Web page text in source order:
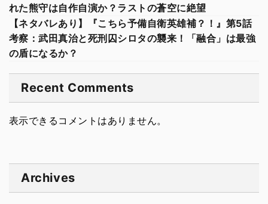
れた熊守は自作自演か？ラストの蒼空に絶望
【ネタバレあり】『こちら予備自衛英雄補？！』第5話
考察：武田真治と死刑囚シロタの襲来！「融合」は最強
の盾になるか？
Recent Comments
表示できるコメントはありません。
Archives